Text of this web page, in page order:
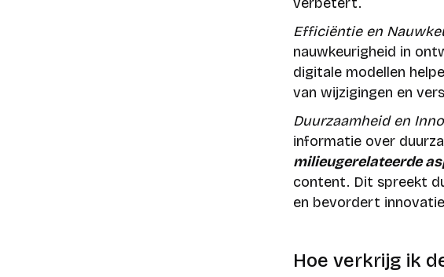
Efficiëntie en
nauwkeurigheid in
digitale modellen
van wijzigingen en
Duurzaamheid en
informatie over
milieugerelateerde
content. Dit spreekt
en bevordert
Hoe verkrijg ik